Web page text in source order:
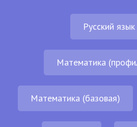
Русский язык
Математика
Математика (базовая)